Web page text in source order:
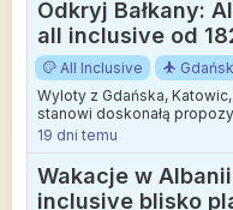
Odkryj Bałkany:
all inclusive od
All Inclusive Gdańsk
Wyloty z Gdańska,
stanowi doskonałą
Adriatykiem.
19 dni temu
Wakacje w
inclusive blisko